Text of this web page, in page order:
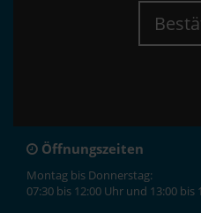
Öffnungszeiten
Montag bis Donnerstag:
07:30 bis 12:00 Uhr und 13:00 bis